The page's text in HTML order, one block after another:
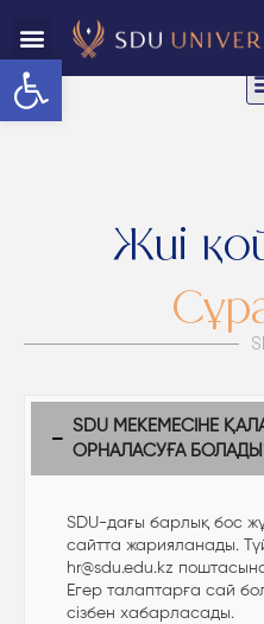
Open toolbar
Жиі
SDU МЕКЕМЕСІНЕ
ОРНАЛАСУҒА
SDU-дағы барлық бос
сайтта жарияланады.
hr@sdu.edu.kz поштасына
Егер талаптарға сай
сізбен хабарласады.